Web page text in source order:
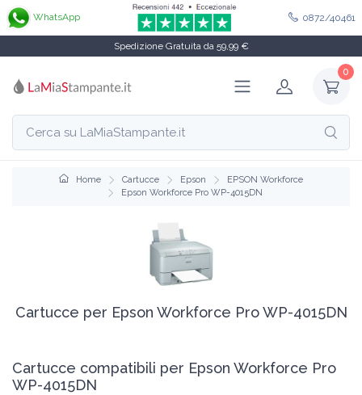
WhatsApp 0872/40461
Spedizione Gratuita da 59,99 €
0
Home Cartucce Epson
EPSON Workforce
Epson Workforce Pro WP-4015DN
Cartucce per Epson Workforce Pro WP-4015DN
Cartucce compatibili per Epson Workforce Pro
WP-4015DN